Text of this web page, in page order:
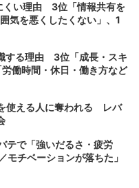
くい理由 3位「情報共有を
気を悪くしたくない」、1
する理由 3位「成長・スキ
働時間・休日・働き方など
使える人に奪われる レバ
で「強いだるさ・疲労
チベーションが落ちた」